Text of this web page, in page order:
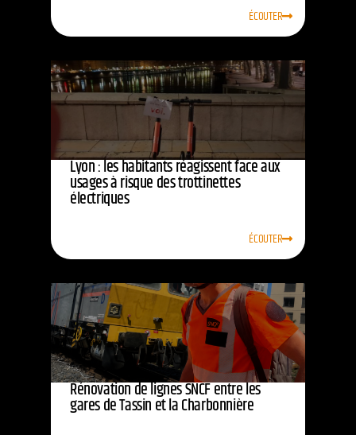
ÉCOUTER
Lyon : les habitants réagissent face aux
usages à risque des trottinettes
électriques
ÉCOUTER
Rénovation de lignes SNCF entre les
gares de Tassin et la Charbonnière